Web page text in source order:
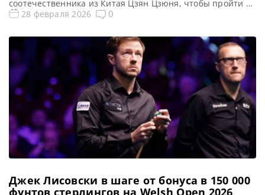
соотечественника из Китая Цзян Цзюня, чтобы пройти в
1/2 финала на турнире Welsh Open 2026, сообщает WST У
подтвердил свои амбиции на завоевание очередного […]
28 февраля 2026 0
Джек Лисовски в шаге от бонуса в 150 000
фунтов стерлингов на Welsh Open 2026